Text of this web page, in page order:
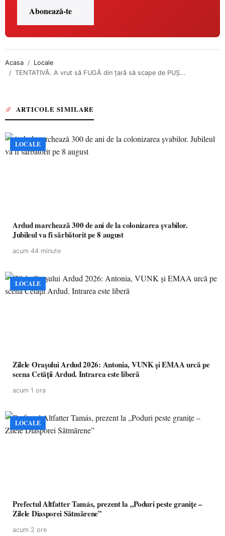
Abonează-te
Acasa
Locale
TENTATIVĂ. A vrut să FUGĂ din țară să scape de PUȘ...
ARTICOLE SIMILARE
LOCALE
Ardud marchează 300 de ani de la colonizarea șvabilor.
Jubileul va fi sărbătorit pe 8 august
acum 44 minute
LOCALE
Zilele Orașului Ardud 2026: Antonia, VUNK și EMAA urcă pe
scena Cetății Ardud. Intrarea este liberă
acum 1 ora
LOCALE
Prefectul Altfatter Tamás, prezent la „Poduri peste granițe –
Zilele Diasporei Sătmărene”
acum 2 ore